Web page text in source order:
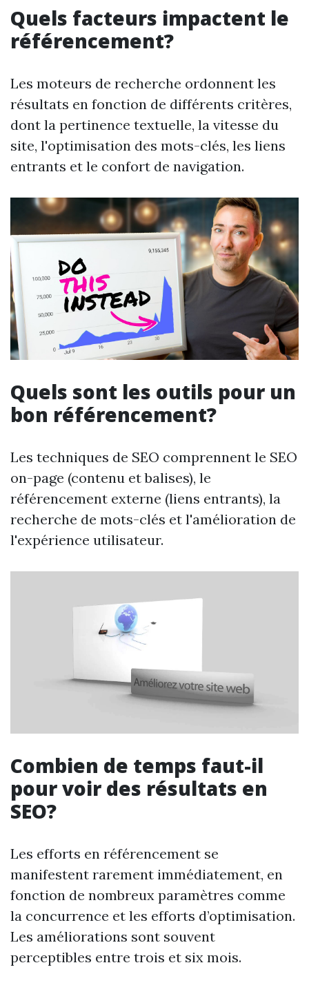
Quels facteurs impactent le
référencement?
Les moteurs de recherche ordonnent les
résultats en fonction de différents critères,
dont la pertinence textuelle, la vitesse du
site, l'optimisation des mots-clés, les liens
entrants et le confort de navigation.
Quels sont les outils pour un
bon référencement?
Les techniques de SEO comprennent le SEO
on-page (contenu et balises), le
référencement externe (liens entrants), la
recherche de mots-clés et l'amélioration de
l'expérience utilisateur.
Combien de temps faut-il
pour voir des résultats en
SEO?
Les efforts en référencement se
manifestent rarement immédiatement, en
fonction de nombreux paramètres comme
la concurrence et les efforts d’optimisation.
Les améliorations sont souvent
perceptibles entre trois et six mois.